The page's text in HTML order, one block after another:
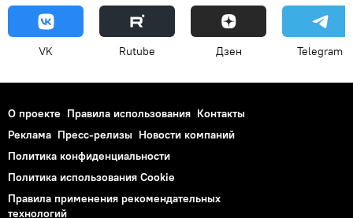
VK Rutube Дзен Telegram
О проекте Правила использования Контакты
Реклама Пресс-релизы Новости компаний
Политика конфиденциальности
Политика использования Cookie
Правила применения рекомендательных
технологий